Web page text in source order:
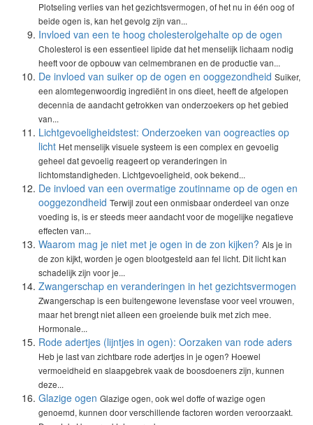
Plotseling verlies van het gezichtsvermogen, of het nu in één oog of
beide ogen is, kan het gevolg zijn van...
Invloed van een te hoog cholesterolgehalte op de ogen
Cholesterol is een essentieel lipide dat het menselijk lichaam nodig
heeft voor de opbouw van celmembranen en de productie van...
De invloed van suiker op de ogen en ooggezondheid Suiker,
een alomtegenwoordig ingrediënt in ons dieet, heeft de afgelopen
decennia de aandacht getrokken van onderzoekers op het gebied
van...
Lichtgevoeligheidstest: Onderzoeken van oogreacties op
licht Het menselijk visuele systeem is een complex en gevoelig
geheel dat gevoelig reageert op veranderingen in
lichtomstandigheden. Lichtgevoeligheid, ook bekend...
De invloed van een overmatige zoutinname op de ogen en
ooggezondheid Terwijl zout een onmisbaar onderdeel van onze
voeding is, is er steeds meer aandacht voor de mogelijke negatieve
effecten van...
Waarom mag je niet met je ogen in de zon kijken? Als je in
de zon kijkt, worden je ogen blootgesteld aan fel licht. Dit licht kan
schadelijk zijn voor je...
Zwangerschap en veranderingen in het gezichtsvermogen
Zwangerschap is een buitengewone levensfase voor veel vrouwen,
maar het brengt niet alleen een groeiende buik met zich mee.
Hormonale...
Rode adertjes (lijntjes in ogen): Oorzaken van rode aders
Heb je last van zichtbare rode adertjes in je ogen? Hoewel
vermoeidheid en slaapgebrek vaak de boosdoeners zijn, kunnen
deze...
Glazige ogen Glazige ogen, ook wel doffe of wazige ogen
genoemd, kunnen door verschillende factoren worden veroorzaakt.